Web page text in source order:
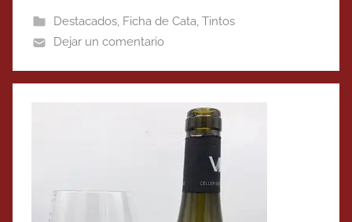
Destacados, Ficha de Cata, Tintos
Dejar un comentario